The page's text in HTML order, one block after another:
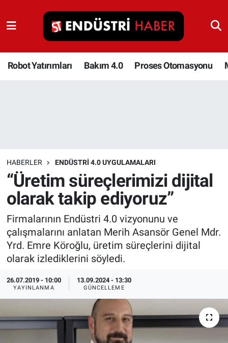
Robot Yatırımları Bakım 4.0 Proses Otomasyonu
HABERLER ENDÜSTRI 4.0 UYGULAMALARI
“Üretim süreçlerimizi dijital
olarak takip ediyoruz”
Firmalarının Endüstri 4.0 vizyonunu ve
çalışmalarını anlatan Merih Asansör Genel Mdr.
Yrd. Emre Köroğlu, üretim süreçlerini dijital
olarak izlediklerini söyledi.
26.07.2019 - 10:00
YAYINLANMA
13.09.2024 - 13:30
GÜNCELLEME
Robot Yatırımları
Bakım 4.0
Depolama Çözümleri
İnşaat ve Malzeme
HaberOrtak
EndüstriST
Endüstri 4.0 Uygulamaları
Ağır Sanayi Çözümleri